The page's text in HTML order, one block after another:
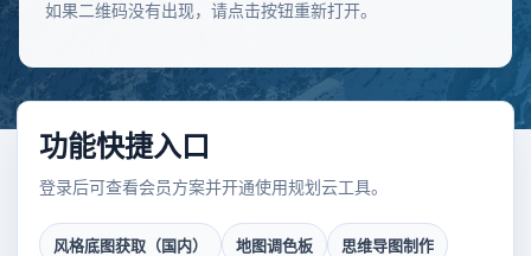
如果二维码没有出现，请点击按钮重新打开。
功能快捷入口
登录后可查看会员方案并开通使用规划云工具。
风格底图获取（国内） 地图调色板 思维导图制作